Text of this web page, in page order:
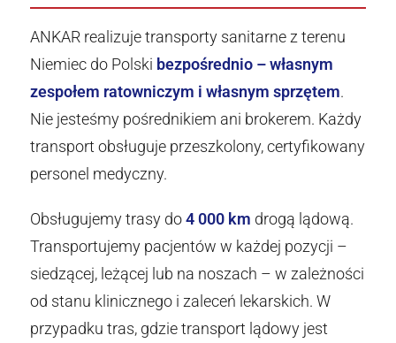
ANKAR realizuje transporty sanitarne z terenu
Niemiec do Polski bezpośrednio – własnym
zespołem ratowniczym i własnym sprzętem.
Nie jesteśmy pośrednikiem ani brokerem. Każdy
transport obsługuje przeszkolony, certyfikowany
personel medyczny.
Obsługujemy trasy do4 000 km drogą lądową.
Transportujemy pacjentów w każdej pozycji –
siedzącej, leżącej lub na noszach – w zależności
od stanu klinicznego i zaleceń lekarskich. W
przypadku tras, gdzie transport lądowy jest